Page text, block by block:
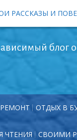
РАССКАЗЫ И
блог
РЕМОНТ ОТДЫХ В
ЧТЕНИЯ СВОИМИ